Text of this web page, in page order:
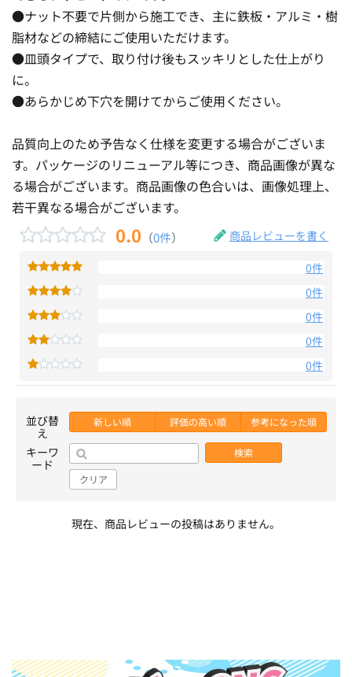
●ナット不要で片側から施工でき、主に鉄板・アルミ・樹
脂材などの締結にご使用いただけます。
●皿頭タイプで、取り付け後もスッキリとした仕上がり
に。
●あらかじめ下穴を開けてからご使用ください。
品質向上のため予告なく仕様を変更する場合がございま
す。パッケージのリニューアル等につき、商品画像が異な
る場合がございます。商品画像の色合いは、画像処理上、
若干異なる場合がございます。
0.0 （0件） 商品レビューを書く
0件
0件
0件
0件
0件
並び替
え
新しい順 評価の高い順 参考になった順
キーワ
ード
検索
クリア
現在、商品レビューの投稿はありません。